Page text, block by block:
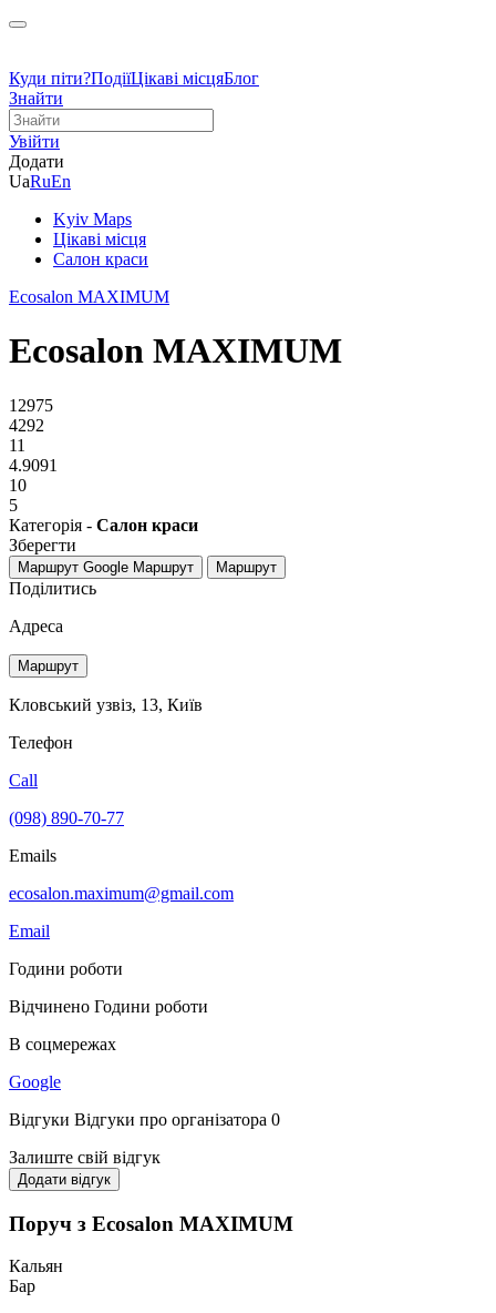
Куди піти?ПодіїЦікаві місцяБлог
Знайти
Увійти
Додати
UaRuEn
Kyiv Maps
Цікаві місця
Cалон краси
Ecosalon MAXIMUM
Ecosalon MAXIMUM
12975
4292
11
4.9091
10
5
Категорія - Cалон краси
Зберегти
Маршрут Google Маршрут Маршрут
Поділитись
Адреса
Маршрут
Кловський узвіз, 13, Київ
Телефон
Call
(098) 890-70-77
Emails
ecosalon.maximum@gmail.com
Email
Години роботи
Відчинено Години роботи
В соцмережах
Google
Відгуки Відгуки про організатора 0
Залиште свій відгук
Додати відгук
Поруч з Ecosalon MAXIMUM
Кальян
Бар